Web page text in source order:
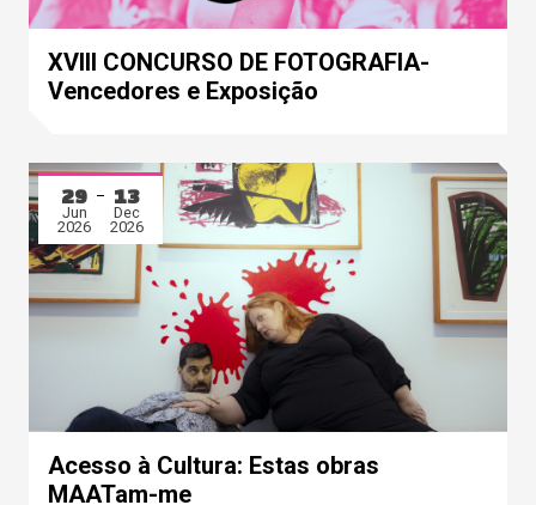
XVIII CONCURSO DE FOTOGRAFIA-
Vencedores e Exposição
29
Jun
2026
13
Dec
2026
Acesso à Cultura: Estas obras
MAATam-me